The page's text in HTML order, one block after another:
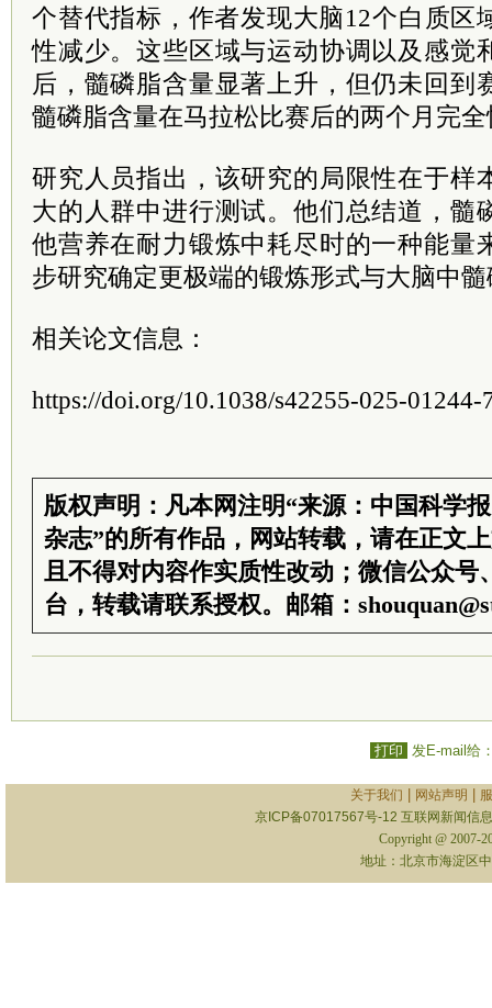
个替代指标，作者发现大脑12个白质区
性减少。这些区域与运动协调以及感觉
后，髓磷脂含量显著上升，但仍未回到
髓磷脂含量在马拉松比赛后的两个月完
研究人员指出，该研究的局限性在于样
大的人群中进行测试。他们总结道，髓
他营养在耐力锻炼中耗尽时的一种能量
步研究确定更极端的锻炼形式与大脑中
相关论文信息：
https://doi.org/10.1038/s42255-025-01244-
版权声明：凡本网注明“来源：中国科学
杂志”的所有作品，网站转载，请在正文
且不得对内容作实质性改动；微信公众号
台，转载请联系授权。邮箱：
打印 发E-mail给
关于我们 网站声明
京ICP备07017567号-12 互联网新闻信
Copyright @ 2007-
地址：北京市海淀区